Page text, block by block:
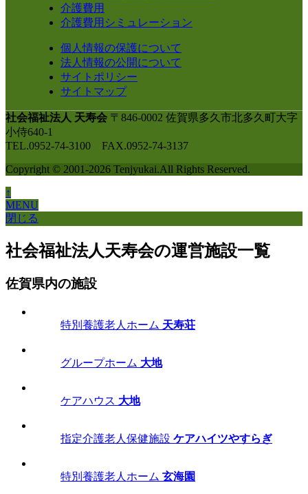
介護費用
介護費用シミュレーション
個人情報の保護について
法人情報の公開について
サイトポリシー
サイトマップ
社会福祉法人 天寿会 〒846-0002 佐賀県多久市北多久町大字
小侍640-1
TEL.0952-74-3100 FAX.0952-74-3137
Copyright © 2001-2026 Tenjyukai.All Rights Reserved.
↑
MENU
閉じる
社会福祉法人天寿会の運営施設一覧
佐賀県内の施設
特別養護老人ホーム 天寿荘
グループホーム 大地
ケアハウス 大地
指定介護老人保健施設 ケアハイツやすらぎ
特別養護老人ホーム 玄海園